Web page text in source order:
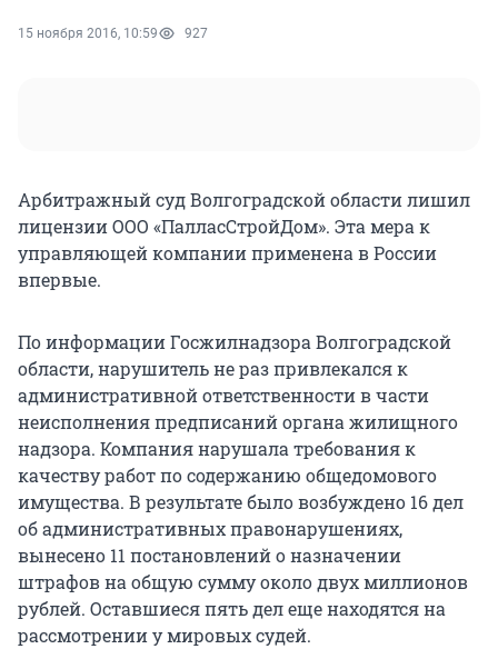
15 ноября 2016, 10:59 927
Арбитражный суд Волгоградской области лишил
лицензии ООО «ПалласСтройДом». Эта мера к
управляющей компании применена в России
впервые.
По информации Госжилнадзора Волгоградской
области, нарушитель не раз привлекался к
административной ответственности в части
неисполнения предписаний органа жилищного
надзора. Компания нарушала требования к
качеству работ по содержанию общедомового
имущества. В результате было возбуждено 16 дел
об административных правонарушениях,
вынесено 11 постановлений о назначении
штрафов на общую сумму около двух миллионов
рублей. Оставшиеся пять дел еще находятся на
рассмотрении у мировых судей.